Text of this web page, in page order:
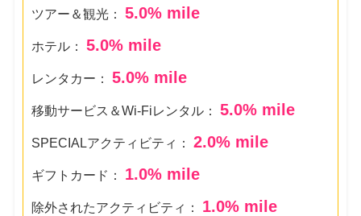
ツアー＆観光：5.0% mile
ホテル：5.0% mile
レンタカー：5.0% mile
移動サービス＆Wi-Fiレンタル：5.0% mile
SPECIALアクティビティ：2.0% mile
ギフトカード： 1.0% mile
除外されたアクティビティ： 1.0% mile